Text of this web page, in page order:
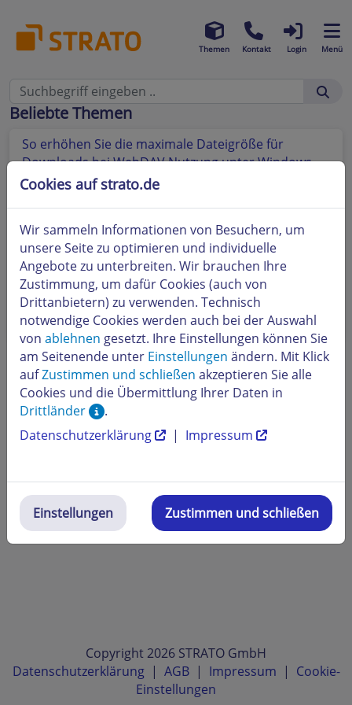
Themen Kontakt Login Menü
Beliebte Themen
So erhöhen Sie die maximale Dateigröße für
Downloads bei WebDAV Nutzung unter Windows
Ist die Uploadgeschwindigkeit mit HiDrive
eingeschränkt?
Freigaben: Dateien mit anderen teilen
Wie kann ich E-Mail Anhänge automatisch in
HiDrive-Ordnern hochladen?
Wie kann ich Dateien über den Browser hochladen?
Copyright 2026 STRATO GmbH
Datenschutzerklärung | AGB | Impressum | Cookie-
Einstellungen
Cookies auf strato.de
Wir sammeln Informationen von Besuchern, um
unsere Seite zu optimieren und individuelle
Angebote zu unterbreiten. Wir brauchen Ihre
Zustimmung, um dafür Cookies (auch von
Drittanbietern) zu verwenden. Technisch
notwendige Cookies werden auch bei der Auswahl
von ablehnen gesetzt. Ihre Einstellungen können Sie
am Seitenende unter Einstellungen ändern. Mit Klick
aufZustimmen und schließen akzeptieren Sie alle
Cookies und die Übermittlung Ihrer Daten in
Drittländer
.
Datenschutzerklärung
| Impressum
Einstellungen Zustimmen und schließen